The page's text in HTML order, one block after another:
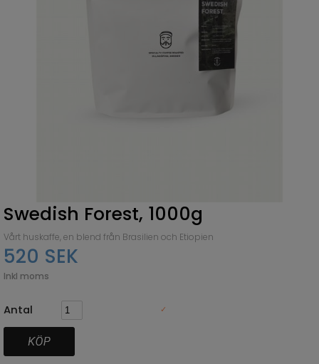
Swedish Forest, 1000g
Vårt huskaffe, en blend från Brasilien och Etiopien
520 SEK
Inkl moms
Antal ✓